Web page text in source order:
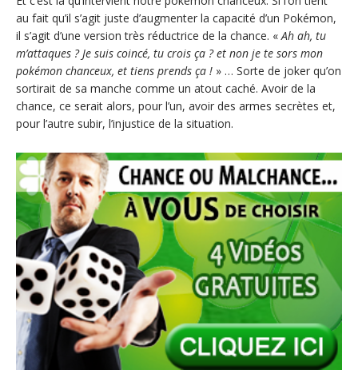
au fait qu’il s’agit juste d’augmenter la capacité d’un Pokémon,
il s’agit d’une version très réductrice de la chance. «Ah ah, tu
m’attaques ? Je suis coincé, tu crois ça ? et non je te sors mon
pokémon chanceux, et tiens prends ça ! » … Sorte de joker qu’on
sortirait de sa manche comme un atout caché. Avoir de la
chance, ce serait alors, pour l’un, avoir des armes secrètes et,
pour l’autre subir, l’injustice de la situation.